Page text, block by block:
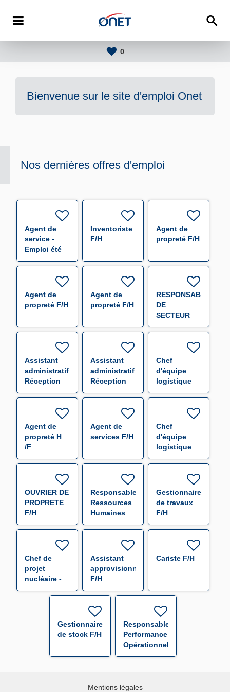
0
Bienvenue sur le site d'emploi Onet
Nos dernières offres d'emploi
Agent de
service -
Emploi été
F/H
Inventoriste
F/H
Agent de
propreté F/H
Agent de
propreté F/H
Agent de
propreté F/H
RESPONSABLE
DE
SECTEUR
(000655) F/H
Assistant
administratif
Réception
Expédition
Assistant
administratif
Réception
Expédition
Chef
d'équipe
logistique
F/H
Agent de
propreté H
/F
Agent de
services F/H
Chef
d'équipe
logistique
F/H
OUVRIER DE
PROPRETE
F/H
Responsable
Ressources
Humaines
F/H
Gestionnaire
de travaux
F/H
Chef de
projet
nucléaire -
f/h F/H
Assistant
approvisionneur
F/H
Cariste F/H
Gestionnaire
de stock F/H
Responsable
Performance
Opérationnelle
F/H
Mentions légales